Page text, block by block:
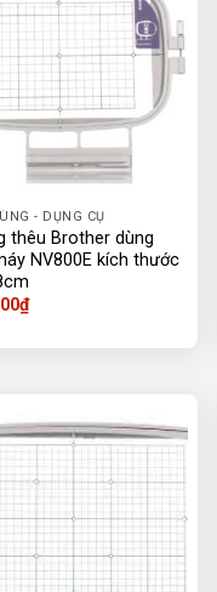
- DỤNG CỤ
thêu Brother dùng
NV800E kích thước
₫